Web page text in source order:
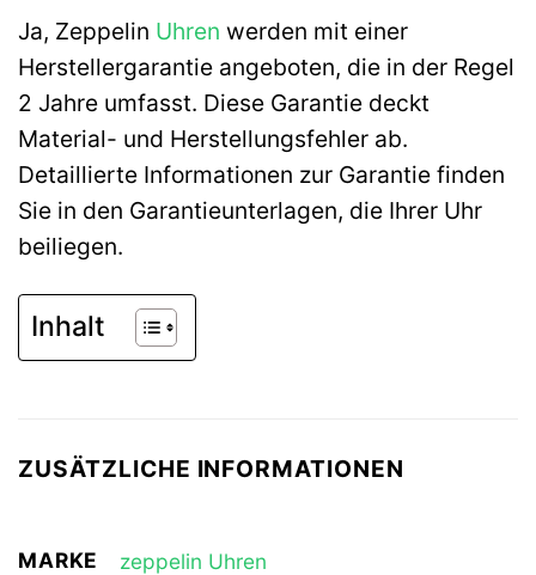
Ja, Zeppelin Uhren werden mit einer
Herstellergarantie angeboten, die in der Regel
2 Jahre umfasst. Diese Garantie deckt
Material- und Herstellungsfehler ab.
Detaillierte Informationen zur Garantie finden
Sie in den Garantieunterlagen, die Ihrer Uhr
beiliegen.
Inhalt
ZUSÄTZLICHE INFORMATIONEN
MARKE zeppelin Uhren